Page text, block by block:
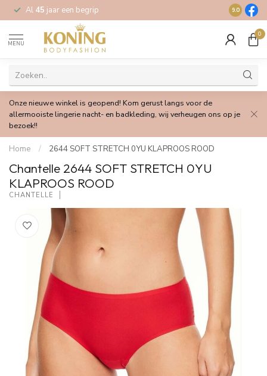
Al 45 jaar een begrip Gratis
9.0
MENU
0
Onze nieuwe winkel is geopend! Kom gerust langs voor de
allermooiste lingerie nacht- en badkleding, wij verheugen ons op je
bezoek!!
Home / 2644 SOFT STRETCH 0YU KLAPROOS ROOD
Chantelle 2644 SOFT STRETCH 0YU
KLAPROOS ROOD
CHANTELLE